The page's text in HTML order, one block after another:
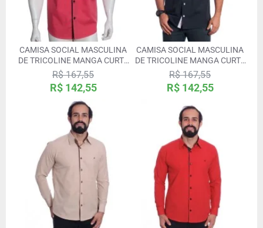
CAMISA SOCIAL MASCULINA
DE TRICOLINE MANGA CURTA
COM DETALHE NA FRENTE,
VERMELHA
R$ 142,55
R$ 167,55
CAMISA SOCIAL MASCULINA
DE TRICOLINE MANGA CURTA
PRETA COM DETALHE BRANCO
NA FRENTE
R$ 142,55
R$ 167,55